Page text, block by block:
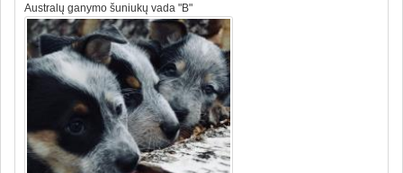
Australų ganymo šuniukų vada "B"